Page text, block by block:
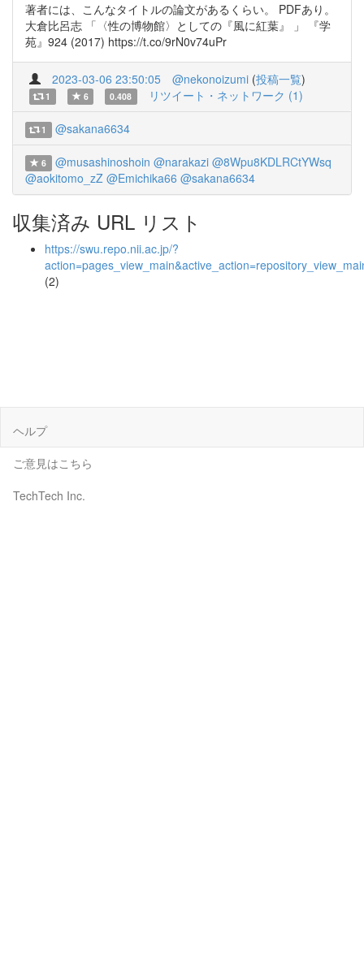
著者には、こんなタイトルの論文があるくらい。 PDFあり。
大倉比呂志 「〈性の博物館〉としての『風に紅葉』 」 『学
苑』924 (2017) https://t.co/9rN0v74uPr
2023-03-06 23:50:05 @nekonoizumi (投稿一覧)
1 6 0.408 リツイート・ネットワーク (1)
1 @sakana6634
6 @musashinoshoin @narakazi @8Wpu8KDLRCtYWsq
@aokitomo_zZ @Emichika66 @sakana6634
収集済み URL リスト
https://swu.repo.nii.ac.jp/?
(2)
ヘルプ
ご意見はこちら
TechTech Inc.